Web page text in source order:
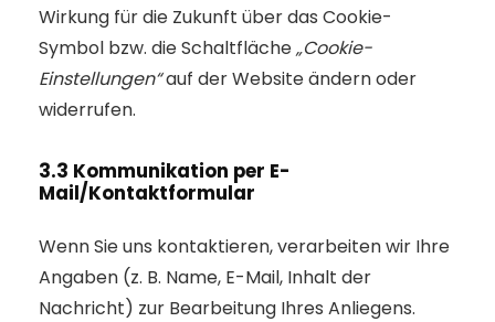
Wirkung für die Zukunft über das Cookie-
Symbol bzw. die Schaltfläche„Cookie-
Einstellungen“auf der Website ändern oder
widerrufen.
3.3 Kommunikation per E-
Mail/Kontaktformular
Wenn Sie uns kontaktieren, verarbeiten wir Ihre
Angaben (z. B. Name, E-Mail, Inhalt der
Nachricht) zur Bearbeitung Ihres Anliegens.